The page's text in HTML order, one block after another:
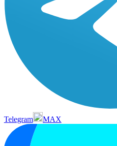
Telegram MAX